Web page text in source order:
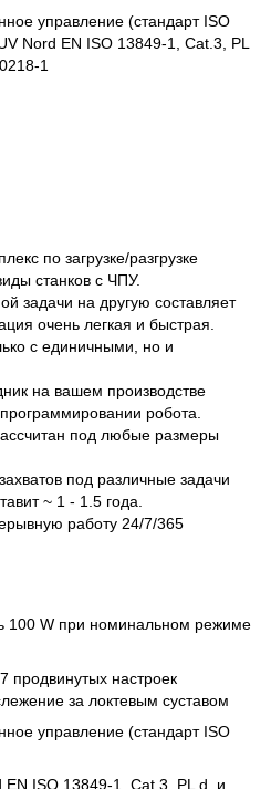
управление (стандарт ISO
Nord EN ISO 13849-1, Cat.3, PL
1
по загрузке/разгрузке
станков с ЧПУ.
задачи на другую составляет
очень легкая и быстрая.
с единичными, но и
на вашем производстве
робота.
под любые размеры
под различные задачи
~ 1 - 1.5 года.
работу 24/7/365
100 W при номинальном режиме
продвинутых настроек
за локтевым суставом
управление (стандарт ISO
ISO 13849-1, Cat.3, PL d, и